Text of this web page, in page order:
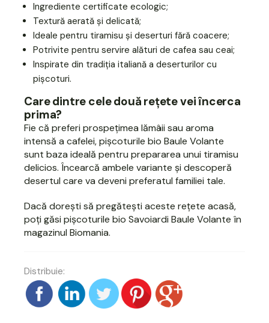
Ingrediente certificate ecologic;
Textură aerată și delicată;
Ideale pentru tiramisu și deserturi fără coacere;
Potrivite pentru servire alături de cafea sau ceai;
Inspirate din tradiția italiană a deserturilor cu
pișcoturi.
Care dintre cele două rețete vei încerca
prima?
Fie că preferi prospețimea lămâii sau aroma
intensă a cafelei, pișcoturile bio Baule Volante
sunt baza ideală pentru prepararea unui tiramisu
delicios. Încearcă ambele variante și descoperă
desertul care va deveni preferatul familiei tale.
Dacă dorești să pregătești aceste rețete acasă,
poți găsi pișcoturile bio Savoiardi Baule Volante în
magazinul Biomania.
Distribuie: